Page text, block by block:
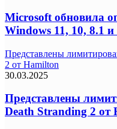
Microsoft обновила
Windows 11, 10, 8.1 и
Представлены
2 от Hamilton
30.03.2025
Представлены
Death Stranding 2 от